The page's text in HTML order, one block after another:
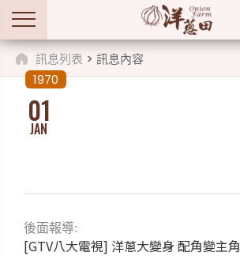
訊息列表 > 訊息內容
01
JAN
1970
後面報導:
[GTV八大電視] 洋蔥大變身 配角變主角